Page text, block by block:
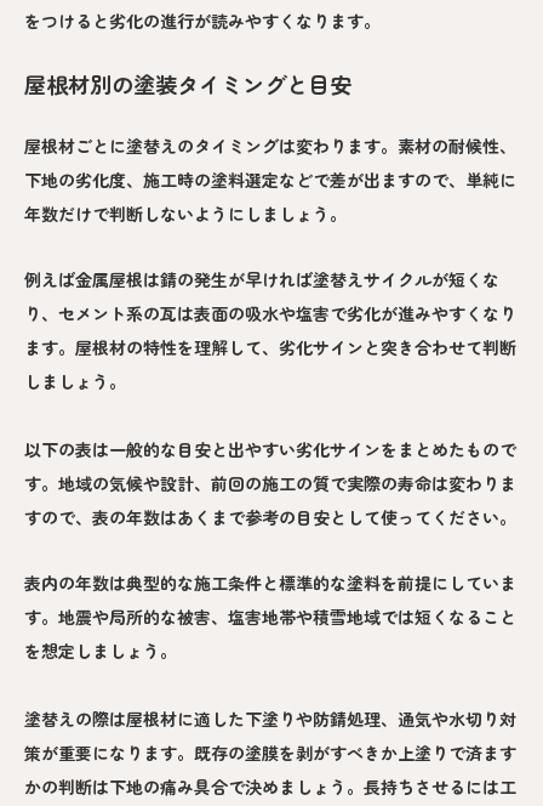
をつけると劣化の進行が読みやすくなります。
屋根材別の塗装タイミングと目安
屋根材ごとに塗替えのタイミングは変わります。素材の耐候性、
下地の劣化度、施工時の塗料選定などで差が出ますので、単純に
年数だけで判断しないようにしましょう。
例えば金属屋根は錆の発生が早ければ塗替えサイクルが短くな
り、セメント系の瓦は表面の吸水や塩害で劣化が進みやすくなり
ます。屋根材の特性を理解して、劣化サインと突き合わせて判断
しましょう。
以下の表は一般的な目安と出やすい劣化サインをまとめたもので
す。地域の気候や設計、前回の施工の質で実際の寿命は変わりま
すので、表の年数はあくまで参考の目安として使ってください。
表内の年数は典型的な施工条件と標準的な塗料を前提にしていま
す。地震や局所的な被害、塩害地帯や積雪地域では短くなること
を想定しましょう。
塗替えの際は屋根材に適した下塗りや防錆処理、通気や水切り対
策が重要になります。既存の塗膜を剥がすべきか上塗りで済ます
かの判断は下地の痛み具合で決めましょう。長持ちさせるには工